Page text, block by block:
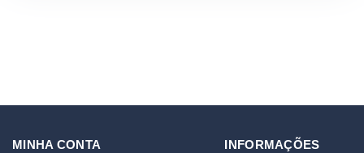
MINHA CONTA INFORMAÇÕES